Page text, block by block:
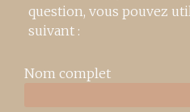
question, vous pouvez
suivant :
Nom complet